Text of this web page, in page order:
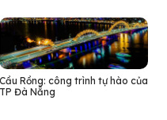
Cầu Rồng: công trình tự hào của
TP Đà Nẵng